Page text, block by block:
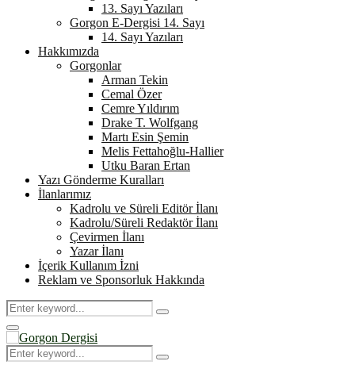
13. Sayı Yazıları
Gorgon E-Dergisi 14. Sayı
14. Sayı Yazıları
Hakkımızda
Gorgonlar
Arman Tekin
Cemal Özer
Cemre Yıldırım
Drake T. Wolfgang
Martı Esin Şemin
Melis Fettahoğlu-Hallier
Utku Baran Ertan
Yazı Gönderme Kuralları
İlanlarımız
Kadrolu ve Süreli Editör İlanı
Kadrolu/Süreli Redaktör İlanı
Çevirmen İlanı
Yazar İlanı
İçerik Kullanım İzni
Reklam ve Sponsorluk Hakkında
Search
for:
Search
Primary
Menu
Search
for:
Search